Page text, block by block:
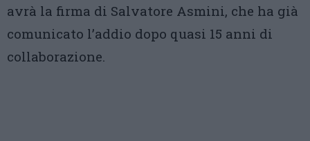
avrà la firma di Salvatore Asmini, che ha già
comunicato l’addio dopo quasi 15 anni di
collaborazione.